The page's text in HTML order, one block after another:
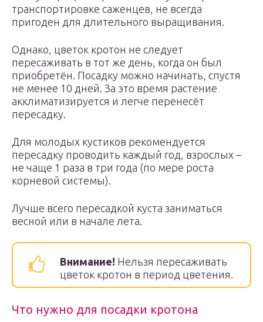
транспортировке саженцев, не всегда
пригоден для длительного выращивания.
Однако, цветок кротон не следует
пересаживать в тот же день, когда он был
приобретён. Посадку можно начинать, спустя
не менее 10 дней. За это время растение
акклиматизируется и легче перенесёт
пересадку.
Для молодых кустиков рекомендуется
пересадку проводить каждый год, взрослых –
не чаще 1 раза в три года (по мере роста
корневой системы).
Лучше всего пересадкой куста заниматься
весной или в начале лета.
Внимание! Нельзя пересаживать
цветок кротон в период цветения.
Что нужно для посадки кротона